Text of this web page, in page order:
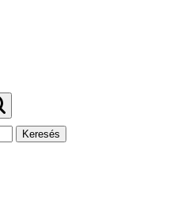
Keresés